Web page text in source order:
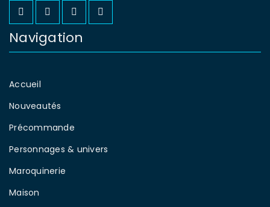
Navigation
Accueil
Nouveautés
Précommande
Personnages & univers
Maroquinerie
Maison